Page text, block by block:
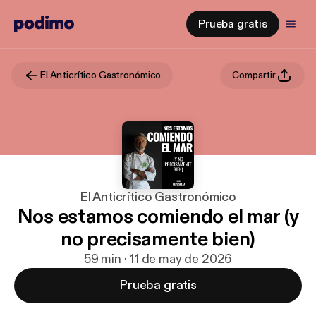
Prueba gratis
El Anticrítico Gastronómico Compartir
El Anticrítico Gastronómico
Nos estamos comiendo el mar (y
no precisamente bien)
59 min · 11 de may de 2026
Prueba gratis